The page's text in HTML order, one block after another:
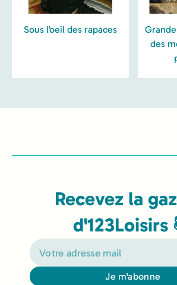
Sous l’oeil des rapaces
des
Recevez la
d'123Loisirs
Je m'abonne